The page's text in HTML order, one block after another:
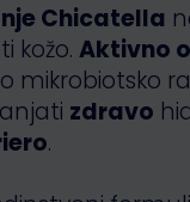
Chicatella
kožo. Aktivno
mikrobiotsko
zdravo
.